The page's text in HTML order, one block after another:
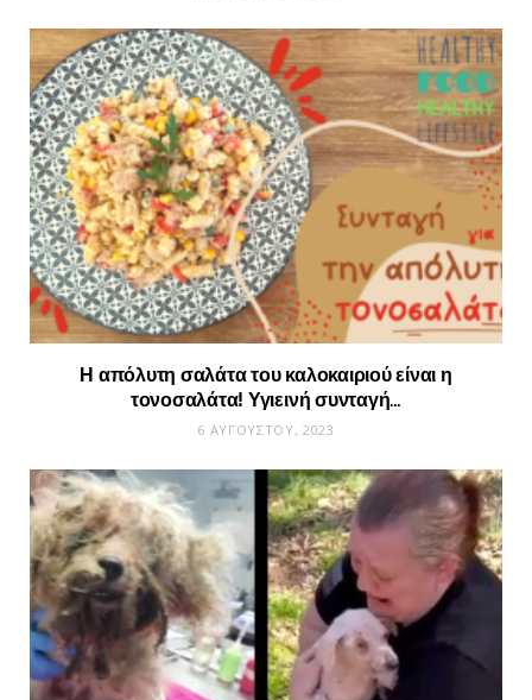
Η απόλυτη σαλάτα του καλοκαιριού είναι η
τονοσαλάτα! Υγιεινή συνταγή…
6 ΑΥΓΟΎΣΤΟΥ, 2023